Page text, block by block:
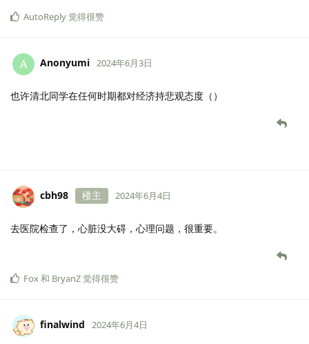
AutoReply觉得很赞
A Anonyumi 2024年6月3日
也许清北同学在任何时期都对经济持悲观态度（）
cbh98 楼主 2024年6月4日
去医院检查了，心脏没大碍，心理问题，很重要。
Fox和 BryanZ觉得很赞
finalwind 2024年6月4日